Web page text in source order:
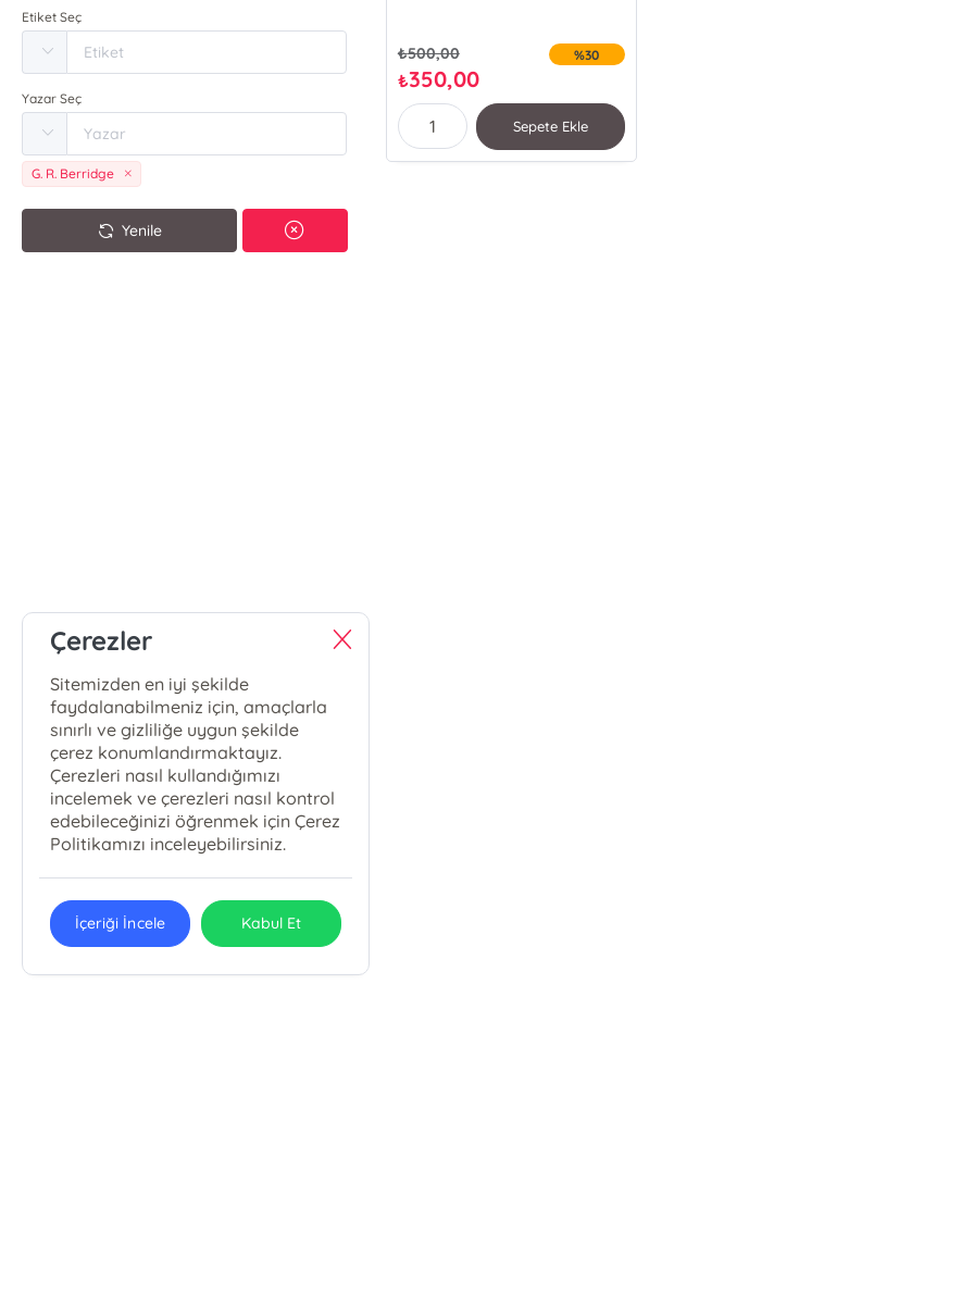
Etiket Seç
Yazar Seç
G. R. Berridge
Yenile
₺500,00
₺350,00
%30
Sepete Ekle
Çerezler
Sitemizden en iyi şekilde
faydalanabilmeniz için, amaçlarla
sınırlı ve gizliliğe uygun şekilde
çerez konumlandırmaktayız.
Çerezleri nasıl kullandığımızı
incelemek ve çerezleri nasıl kontrol
edebileceğinizi öğrenmek için Çerez
Politikamızı inceleyebilirsiniz.
İçeriği İncele Kabul Et